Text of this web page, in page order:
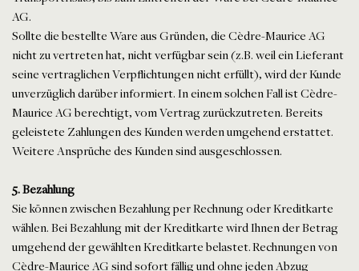
AG.
Sollte die bestellte Ware aus Gründen, die Cèdre-Maurice AG
nicht zu vertreten hat, nicht verfügbar sein (z.B. weil ein Lieferant
seine vertraglichen Verpflichtungen nicht erfüllt), wird der Kunde
unverzüglich darüber informiert. In einem solchen Fall ist Cèdre-
Maurice AG berechtigt, vom Vertrag zurückzutreten. Bereits
geleistete Zahlungen des Kunden werden umgehend erstattet.
Weitere Ansprüche des Kunden sind ausgeschlossen.
5. Bezahlung
Sie können zwischen Bezahlung per Rechnung oder Kreditkarte
wählen. Bei Bezahlung mit der Kreditkarte wird Ihnen der Betrag
umgehend der gewählten Kreditkarte belastet. Rechnungen von
Cèdre-Maurice AG sind sofort fällig und ohne jeden Abzug